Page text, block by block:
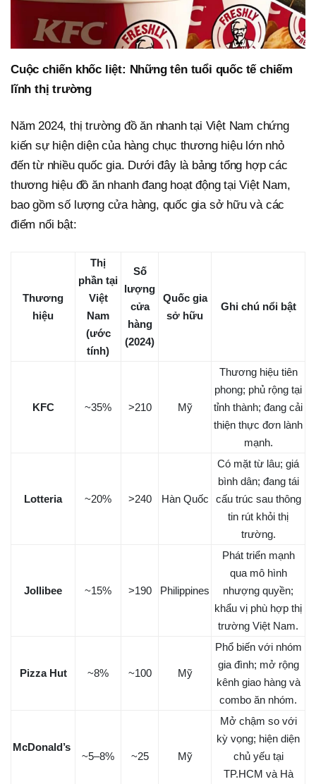
Cuộc chiến khốc liệt: Những tên tuổi quốc tế chiếm
lĩnh thị trường
Năm 2024, thị trường đồ ăn nhanh tại Việt Nam chứng
kiến sự hiện diện của hàng chục thương hiệu lớn nhỏ
đến từ nhiều quốc gia. Dưới đây là bảng tổng hợp các
thương hiệu đồ ăn nhanh đang hoạt động tại Việt Nam,
bao gồm số lượng cửa hàng, quốc gia sở hữu và các
điểm nổi bật:
Thương
hiệu
Thị
phần tại
Việt
Nam
(ước
tính)
Số
lượng
cửa
hàng
(2024)
Quốc gia
sở hữu
Ghi chú nổi bật
KFC ~35% >210 Mỹ
Thương hiệu tiên
phong; phủ rộng tại
tỉnh thành; đang cải
thiện thực đơn lành
mạnh.
Lotteria ~20% >240 Hàn Quốc
Có mặt từ lâu; giá
bình dân; đang tái
cấu trúc sau thông
tin rút khỏi thị
trường.
Jollibee ~15% >190 Philippines
Phát triển mạnh
qua mô hình
nhượng quyền;
khẩu vị phù hợp thị
trường Việt Nam.
Pizza Hut ~8% ~100 Mỹ
Phổ biến với nhóm
gia đình; mở rộng
kênh giao hàng và
combo ăn nhóm.
McDonald’s
~5–8% ~25 Mỹ
Mở chậm so với
kỳ vọng; hiện diện
chủ yếu tại
TP.HCM và Hà